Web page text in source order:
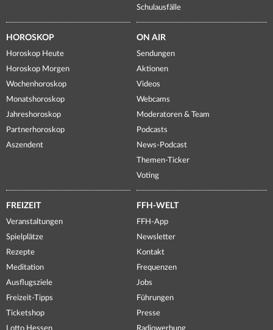
Schulausfälle
HOROSKOP
Horoskop Heute
Horoskop Morgen
Wochenhoroskop
Monatshoroskop
Jahreshoroskop
Partnerhoroskop
Aszendent
ON AIR
Sendungen
Aktionen
Videos
Webcams
Moderatoren & Team
Podcasts
News-Podcast
Themen-Ticker
Voting
FREIZEIT
Veranstaltungen
Spielplätze
Rezepte
Meditation
Ausflugsziele
Freizeit-Tipps
Ticketshop
Lotto Hessen
FFH-WELT
FFH-App
Newsletter
Kontakt
Frequenzen
Jobs
Führungen
Presse
Radiowerbung